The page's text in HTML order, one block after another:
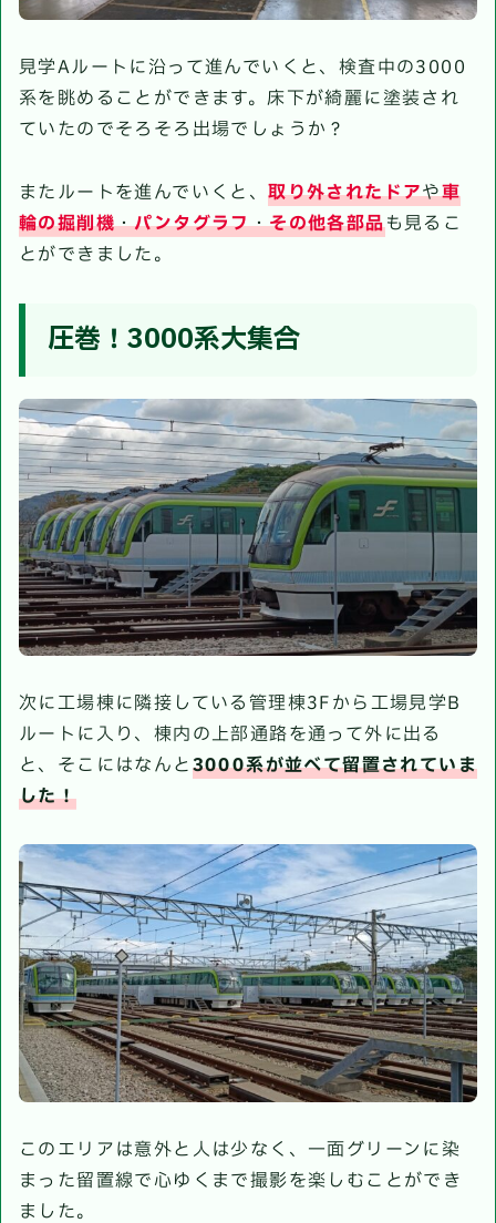
見学Aルートに沿って進んでいくと、検査中の3000
系を眺めることができます。床下が綺麗に塗装され
ていたのでそろそろ出場でしょうか？
またルートを進んでいくと、取り外されたドアや車
輪の掘削機・パンタグラフ・その他各部品も見るこ
とができました。
圧巻！3000系大集合
次に工場棟に隣接している管理棟3Fから工場見学B
ルートに入り、棟内の上部通路を通って外に出る
と、そこにはなんと3000系が並べて留置されていま
した！
このエリアは意外と人は少なく、一面グリーンに染
まった留置線で心ゆくまで撮影を楽しむことができ
ました。